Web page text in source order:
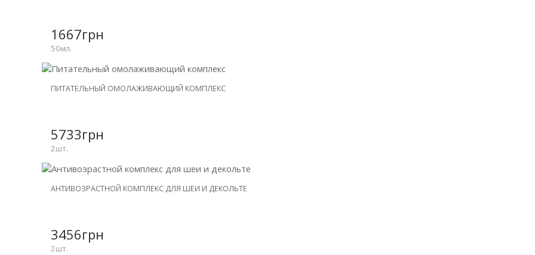
1667грн
50мл.
НОВИНКА
-31%
ПИТАТЕЛЬНЫЙ ОМОЛАЖИВАЮЩИЙ КОМПЛЕКС
5733грн
2шт.
НОВИНКА
-30%
АНТИВОЗРАСТНОЙ КОМПЛЕКС ДЛЯ ШЕИ И ДЕКОЛЬТЕ
3456грн
2шт.